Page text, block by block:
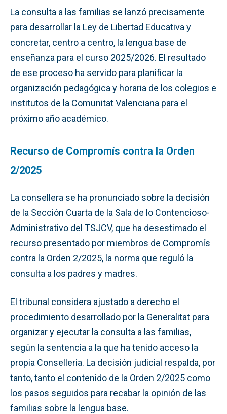
La consulta a las familias se lanzó precisamente
para desarrollar la Ley de Libertad Educativa y
concretar, centro a centro, la lengua base de
enseñanza para el curso 2025/2026. El resultado
de ese proceso ha servido para planificar la
organización pedagógica y horaria de los colegios e
institutos de la Comunitat Valenciana para el
próximo año académico.
Recurso de Compromís contra la Orden
2/2025
La consellera se ha pronunciado sobre la decisión
de la Sección Cuarta de la Sala de lo Contencioso-
Administrativo del TSJCV, que ha desestimado el
recurso presentado por miembros de Compromís
contra la Orden 2/2025, la norma que reguló la
consulta a los padres y madres.
El tribunal considera ajustado a derecho el
procedimiento desarrollado por la Generalitat para
organizar y ejecutar la consulta a las familias,
según la sentencia a la que ha tenido acceso la
propia Conselleria. La decisión judicial respalda, por
tanto, tanto el contenido de la Orden 2/2025 como
los pasos seguidos para recabar la opinión de las
familias sobre la lengua base.